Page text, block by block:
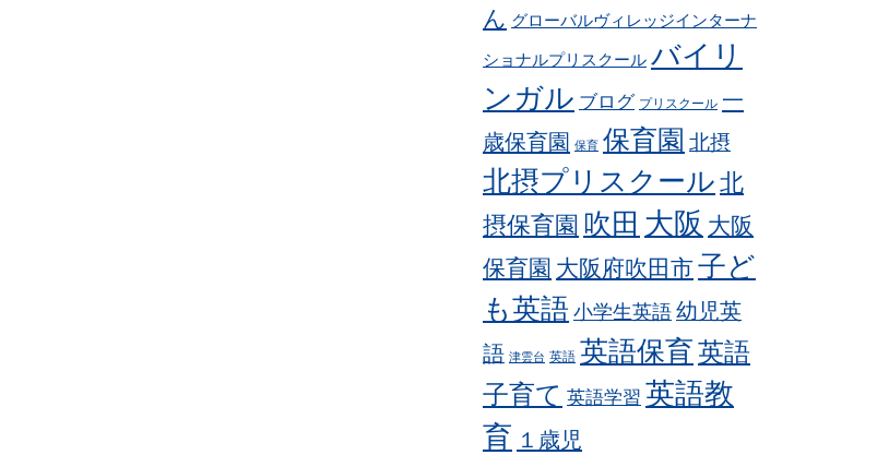
ん グローバルヴィレッジインターナ
ショナルプリスクール バイリ
ンガル ブログ プリスクール 一
歳保育園 保育 保育園 北摂
北摂プリスクール 北
摂保育園 吹田 大阪 大阪
保育園 大阪府吹田市子ど
も英語 小学生英語幼児英
語 津雲台 英語 英語保育英語
子育て 英語学習 英語教
育 １歳児